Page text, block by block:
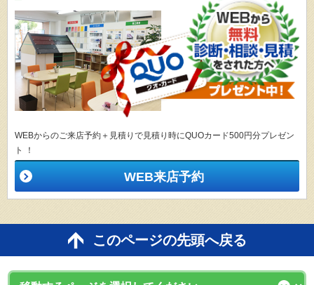
WEBからのご来店予約＋見積りで見積り時にQUOカード500円分プレゼン
ト ！
WEB来店予約
このページの先頭へ戻る